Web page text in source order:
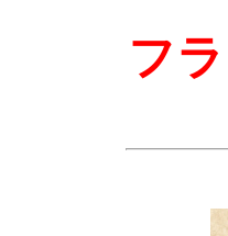
フ